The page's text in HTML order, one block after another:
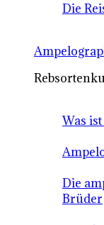
Die
Was
Die
Brüder